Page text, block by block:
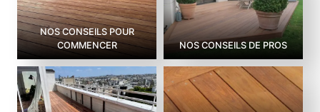
NOS CONSEILS POUR
COMMENCER
NOS CONSEILS DE PROS